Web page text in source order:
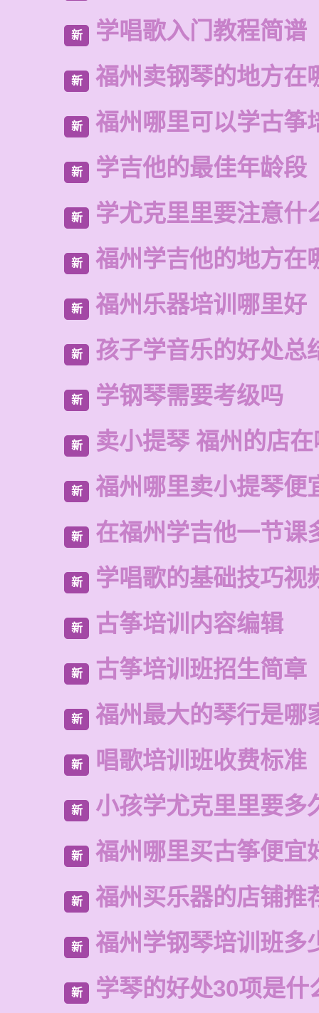
新 学唱歌入门教程简谱
新 福州卖钢琴的地方在
新 福州哪里可以学古筝
新 学吉他的最佳年龄段
新 学尤克里里要注意什
新 福州学吉他的地方在
新 福州乐器培训哪里好
新 孩子学音乐的好处总
新 学钢琴需要考级吗
新 卖小提琴 福州的店
新 福州哪里卖小提琴便
新 在福州学吉他一节课
新 学唱歌的基础技巧视
新 古筝培训内容编辑
新 古筝培训班招生简章
新 福州最大的琴行是哪
新 唱歌培训班收费标准
新 小孩学尤克里里要多
新 福州哪里买古筝便宜
新 福州买乐器的店铺推
新 福州学钢琴培训班多
新 学琴的好处30项是什